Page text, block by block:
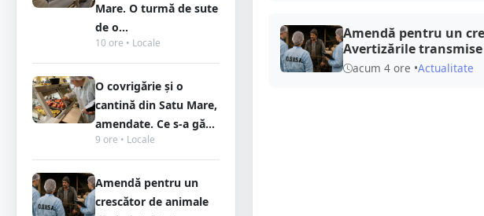
Mare. O turmă de sute
de o...
10 ore • Locale
O covrigărie și o
cantină din Satu Mare,
amendate. Ce s-a gă...
9 ore • Locale
Amendă pentru un
crescător de animale
Amendă pentru un
Avertizările transmise
acum 4 ore •Actualitate